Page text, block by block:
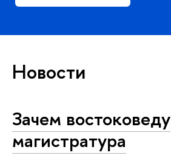
Новости
Зачем востоковеду
магистратура